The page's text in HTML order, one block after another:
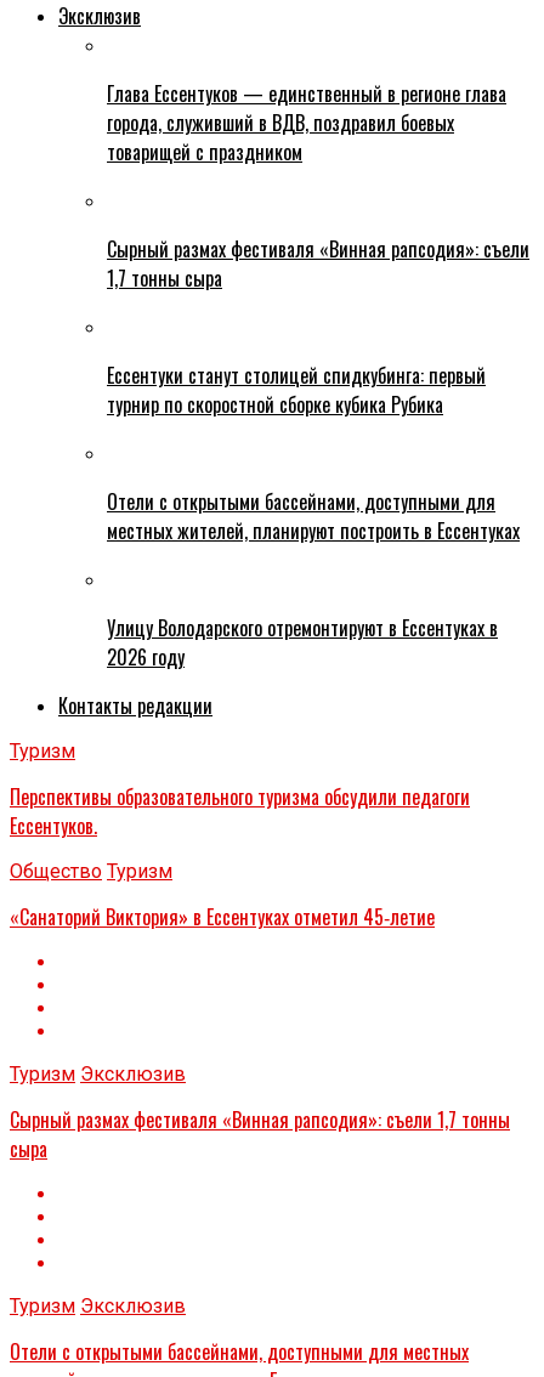
Эксклюзив
Глава Ессентуков — единственный в регионе глава
города, служивший в ВДВ, поздравил боевых
товарищей с праздником
Сырный размах фестиваля «Винная рапсодия»: съели
1,7 тонны сыра
Ессентуки станут столицей спидкубинга: первый
турнир по скоростной сборке кубика Рубика
Отели с открытыми бассейнами, доступными для
местных жителей, планируют построить в Ессентуках
Улицу Володарского отремонтируют в Ессентуках в
2026 году
Контакты редакции
Туризм
Перспективы образовательного туризма обсудили педагоги
Ессентуков.
Общество Туризм
«Санаторий Виктория» в Ессентуках отметил 45‑летие
Туризм Эксклюзив
Сырный размах фестиваля «Винная рапсодия»: съели 1,7 тонны
сыра
Туризм Эксклюзив
Отели с открытыми бассейнами, доступными для местных